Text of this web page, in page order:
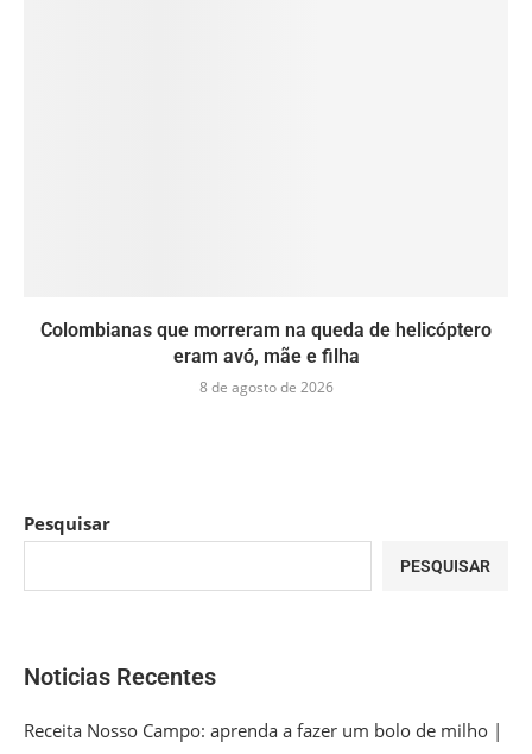
Colombianas que morreram na queda de helicóptero
eram avó, mãe e filha
8 de agosto de 2026
Pesquisar
PESQUISAR
Noticias Recentes
Receita Nosso Campo: aprenda a fazer um bolo de milho |